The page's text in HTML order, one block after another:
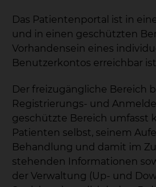
Das Patientenportal ist in
und in einen geschützten
Vorhandensein eines
Benutzerkontos erreichbar
Der freizugängliche Bereich
Registrierungs- und
geschützte Bereich umfasst
Patienten selbst, seinem
Behandlung und damit im
stehenden Informationen
der Verwaltung (Up- und